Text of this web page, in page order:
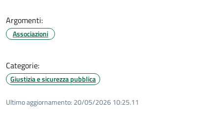
Argomenti:
Associazioni
Categorie:
Giustizia e sicurezza pubblica
Ultimo aggiornamento: 20/05/2026 10:25.11